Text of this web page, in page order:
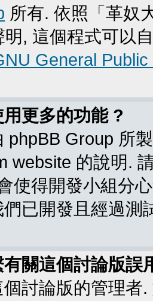
所有. 依照「革奴
明, 這個程式可以
General
更多的功能 ?
phpBB Group 所
website 的說明.
使得開發小組分
已開發且經過測
關這個討論版誤
討論版的管理者